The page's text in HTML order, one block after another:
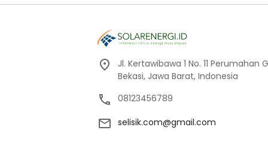
Jl. Kertawibawa 1 No. 11 Perumahan
Bekasi, Jawa Barat, Indonesia
08123456789
selisik.com@gmail.com